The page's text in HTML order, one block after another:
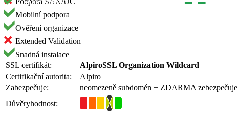
Mobilní podpora
Ověření organizace
Extended Validation
Snadná instalace
SSL certifikát:
AlpiroSSL Organization Wildcard
Certifikační autorita:
Alpiro
Zabezpečuje:
neomezeně subdomén + ZDARMA
Důvěryhodnost: